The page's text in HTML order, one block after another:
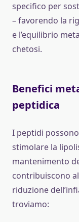
specifico per
– favorendo la
e l’equilibrio
chetosi.
Benefici
peptidica
I peptidi
stimolare la
mantenimento
contribuiscono
riduzione
troviamo: